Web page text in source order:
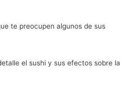
te preocupen algunos de sus
el sushi y sus efectos sobre la